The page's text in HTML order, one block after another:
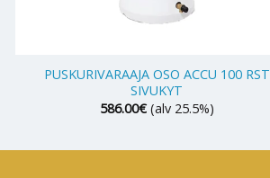
PUSKURIVARAAJA OSO ACCU 100 RST
SIVUKYT
586.00€ (alv 25.5%)